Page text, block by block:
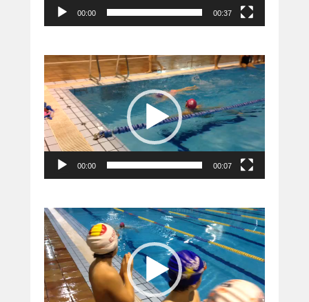
00:00 00:37
Reproductor
de
vídeo
00:00 00:07
Reproductor
de
vídeo